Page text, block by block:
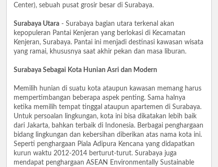
Center), sebuah pusat grosir besar di Surabaya.
Surabaya Utara - Surabaya bagian utara terkenal akan
kepopuleran Pantai Kenjeran yang berlokasi di Kecamatan
Kenjeran, Surabaya. Pantai ini menjadi destinasi kawasan wisata
yang ramai, khususnya saat akhir pekan dan masa liburan.
Surabaya Sebagai Kota Hunian Asri dan Modern
Memilih hunian di suatu kota ataupun kawasan memang harus
mempertimbangan beberapa aspek penting. Sama halnya
ketika memilih tempat tinggal ataupun apartemen di Surabaya.
Untuk persoalan lingkungan, kota ini bisa dikatakan lebih baik
dari Jakarta, bahkan terbaik di Indonesia. Berbagai penghargaan
bidang lingkungan dan kebersihan diberikan atas nama kota ini.
Seperti penghargaan Piala Adipura Kencana yang didapatkan
kurun waktu 2012-2014 berturut-turut. Surabaya juga
mendapat penghargaan ASEAN Environmentally Sustainable